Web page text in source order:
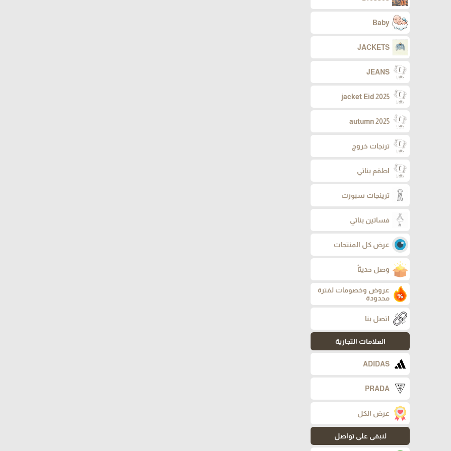
Baby
JACKETS
JEANS
jacket Eid 2025
autumn 2025
ترنجات خروج
اطقم بناتي
ترينجات سبورت
فساتين بناتي
عرض كل المنتجات
وصل حديثاً
عروض وخصومات لفترة
محدودة
اتصل بنا
العلامات التجارية
ADIDAS
PRADA
عرض الكل
لنبقى على تواصل